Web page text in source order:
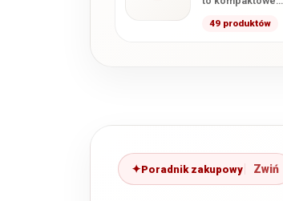
przeznaczone dla
49 produktów
Poradnik zakupowy